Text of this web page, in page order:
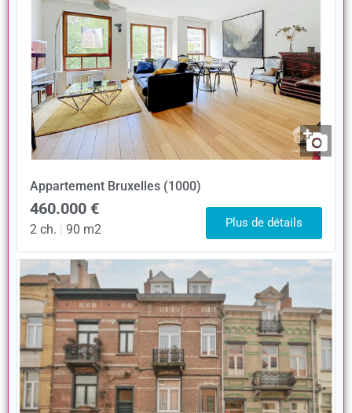
Appartement Bruxelles (1000)
460.000 €
2 ch. | 90 m2 Plus de détails